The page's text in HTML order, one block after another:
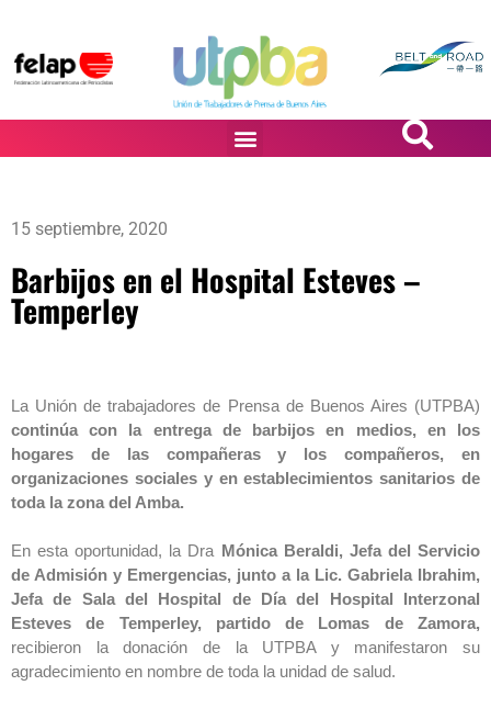
15 septiembre, 2020
Barbijos en el Hospital Esteves –
Temperley
La Unión de trabajadores de Prensa de Buenos Aires (UTPBA)
continúa con la entrega de barbijos en medios, en los
hogares de las compañeras y los compañeros, en
organizaciones sociales y en establecimientos sanitarios de
toda la zona del Amba.
En esta oportunidad, la Dra Mónica Beraldi, Jefa del Servicio
de Admisión y Emergencias, junto a la Lic. Gabriela Ibrahim,
Jefa de Sala del Hospital de Día del Hospital Interzonal
Esteves de Temperley, partido de Lomas de Zamora,
recibieron la donación de la UTPBA y manifestaron su
agradecimiento en nombre de toda la unidad de salud.